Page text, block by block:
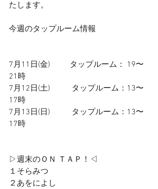
たします。
今週のタップルーム情報
7月11日(金)          タップルーム： 19〜
21時
7月12日(土)           タップルーム：13〜
17時
7月13日(日)           タップルーム：13〜
17時
▷週末のＯＮ ＴＡＰ！◁
１そらみつ
２あをによし